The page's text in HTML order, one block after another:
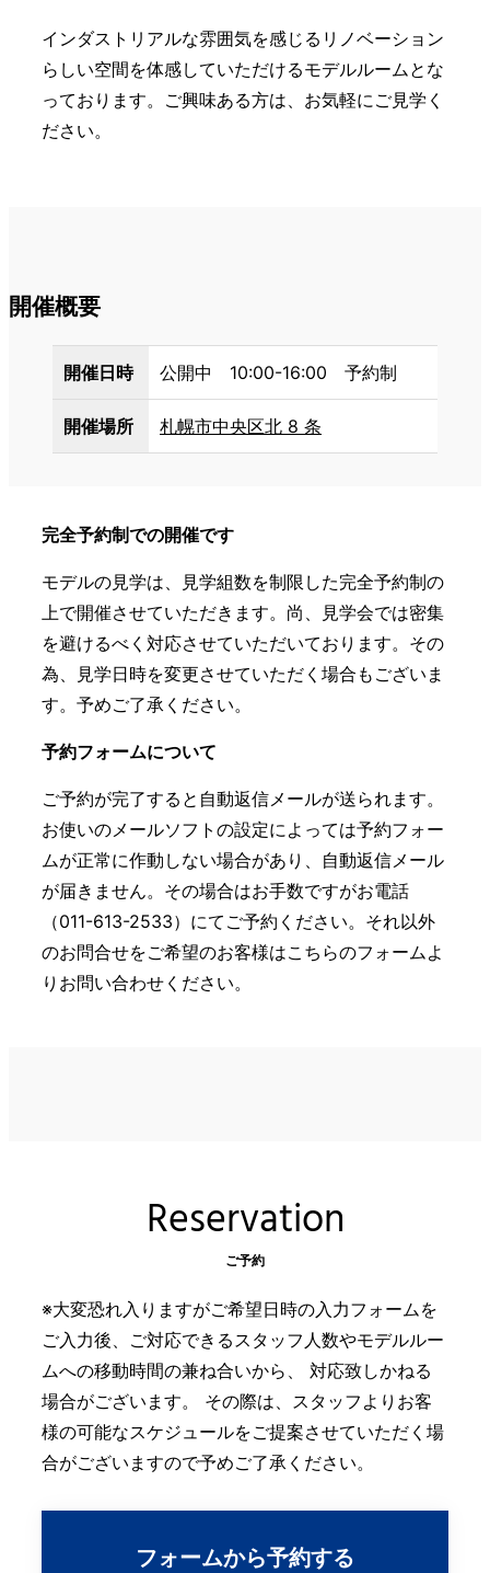
インダストリアルな雰囲気を感じるリノベーション
らしい空間を体感していただけるモデルルームとな
っております。ご興味ある方は、お気軽にご見学く
ださい。
開催概要
開催日時 公開中 10:00-16:00 予約制
開催場所 札幌市中央区北 8 条
完全予約制での開催です
モデルの見学は、見学組数を制限した完全予約制の
上で開催させていただきます。尚、見学会では密集
を避けるべく対応させていただいております。その
為、見学日時を変更させていただく場合もございま
す。予めご了承ください。
予約フォームについて
ご予約が完了すると自動返信メールが送られます。
お使いのメールソフトの設定によっては予約フォー
ムが正常に作動しない場合があり、自動返信メール
が届きません。その場合はお手数ですがお電話
（011-613-2533）にてご予約ください。それ以外
のお問合せをご希望のお客様はこちらのフォームよ
りお問い合わせください。
Reservation
ご予約
※大変恐れ入りますがご希望日時の入力フォームを
ご入力後、ご対応できるスタッフ人数やモデルルー
ムへの移動時間の兼ね合いから、 対応致しかねる
場合がございます。 その際は、スタッフよりお客
様の可能なスケジュールをご提案させていただく場
合がございますので予めご了承ください。
フォームから予約する